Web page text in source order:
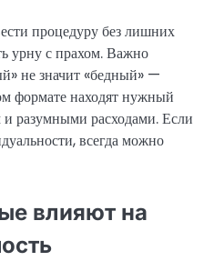
процедуру без лишних
урну с прахом. Важно
не значит «бедный» —
формате находят нужный
разумными расходами. Если
всегда можно
влияют на